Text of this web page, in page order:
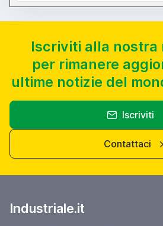
Iscriviti alla nostra
per rimanere
ultime notizie del
Iscriviti
Contattaci
Industriale.it